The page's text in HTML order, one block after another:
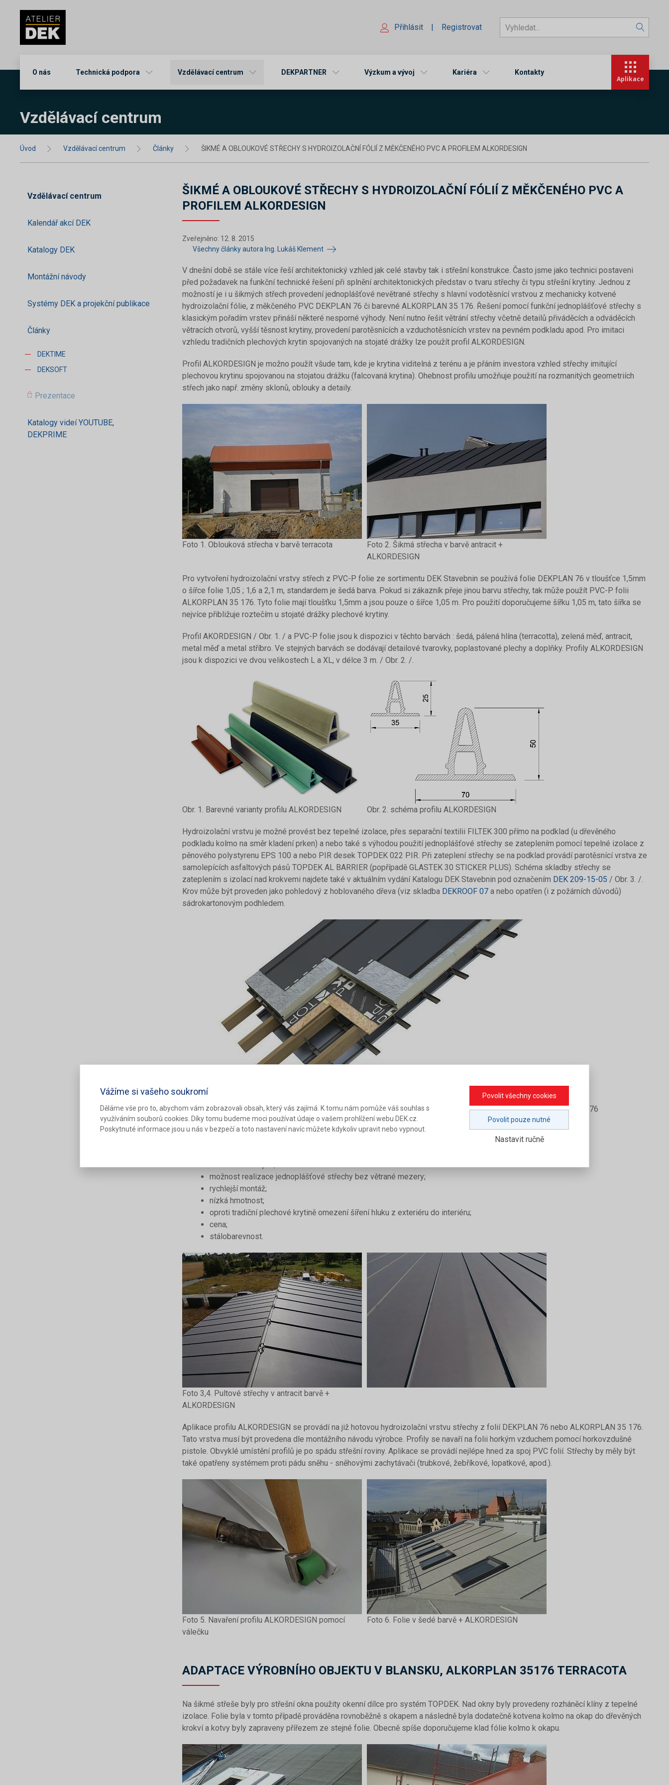
Přihlásit | Registrovat
O nás Technická podpora Vzdělávací centrum DEKPARTNER Výzkum a vývoj Kariéra Kontakty
Aplikace
Vzdělávací centrum
Úvod Vzdělávací centrum Články ŠIKMÉ A OBLOUKOVÉ STŘECHY S HYDROIZOLAČNÍ FÓLIÍ Z MĚKČENÉHO PVC A PROFILEM ALKORDESIGN
Vzdělávací centrum
Kalendář akcí DEK
Katalogy DEK
Montážní návody
Systémy DEK a projekční publikace
Články
DEKTIME
DEKSOFT
Prezentace
Katalogy videí YOUTUBE,
DEKPRIME
ŠIKMÉ A OBLOUKOVÉ STŘECHY S HYDROIZOLAČNÍ FÓLIÍ Z MĚKČENÉHO PVC A
PROFILEM ALKORDESIGN
Zveřejněno: 12. 8. 2015
Všechny články autora Ing. Lukáš Klement
V dnešní době se stále více řeší architektonický vzhled jak celé stavby tak i střešní konstrukce. Často jsme jako technici postaveni
před požadavek na funkční technické řešení při splnění architektonických představ o tvaru střechy či typu střešní krytiny. Jednou z
možností je i u šikmých střech provedení jednoplášťové nevětrané střechy s hlavní vodotěsnící vrstvou z mechanicky kotvené
hydroizolační fólie, z měkčeného PVC DEKPLAN 76 či barevné ALKORPLAN 35 176. Řešení pomocí funkční jednoplášťové střechy s
klasickým pořadím vrstev přináší některé nesporné výhody. Není nutno řešit větrání střechy včetně detailů přiváděcích a odváděcích
větracích otvorů, vyšší těsnost krytiny, provedení parotěsnících a vzduchotěsnících vrstev na pevném podkladu apod. Pro imitaci
vzhledu tradičních plechových krytin spojovaných na stojaté drážky lze použít profil ALKORDESIGN.
Profil ALKORDESIGN je možno použít všude tam, kde je krytina viditelná z terénu a je přáním investora vzhled střechy imitující
plechovou krytinu spojovanou na stojatou drážku (falcovaná krytina). Ohebnost profilu umožňuje použití na rozmanitých geometriích
střech jako např. změny sklonů, oblouky a detaily.
Foto 1. Oblouková střecha v barvě terracota
Foto 2. Šikmá střecha v barvě antracit +
ALKORDESIGN
Pro vytvoření hydroizolační vrstvy střech z PVC-P folie ze sortimentu DEK Stavebnin se používá folie DEKPLAN 76 v tloušťce 1,5mm
o šířce folie 1,05 ; 1,6 a 2,1 m, standardem je šedá barva. Pokud si zákazník přeje jinou barvu střechy, tak může použít PVC-P folii
ALKORPLAN 35 176. Tyto folie mají tloušťku 1,5mm a jsou pouze o šířce 1,05 m. Pro použití doporučujeme šířku 1,05 m, tato šířka se
nejvíce přibližuje roztečím u stojaté drážky plechové krytiny.
Profil AKORDESIGN / Obr. 1. / a PVC-P folie jsou k dispozici v těchto barvách : šedá, pálená hlína (terracotta), zelená měď, antracit,
metal měď a metal stříbro. Ve stejných barvách se dodávají detailové tvarovky, poplastované plechy a doplňky. Profily ALKORDESIGN
jsou k dispozici ve dvou velikostech L a XL, v délce 3 m. / Obr. 2. /.
Obr. 1. Barevné varianty profilu ALKORDESIGN Obr. 2. schéma profilu ALKORDESIGN
Hydroizolační vrstvu je možné provést bez tepelné izolace, přes separační textilii FILTEK 300 přímo na podklad (u dřevěného
podkladu kolmo na směr kladení prken) a nebo také s výhodou použití jednoplášťové střechy se zateplením pomocí tepelné izolace z
pěnového polystyrenu EPS 100 a nebo PIR desek TOPDEK 022 PIR. Při zateplení střechy se na podklad provádí parotěsnící vrstva ze
samolepících asfaltových pásů TOPDEK AL BARRIER (popřípadě GLASTEK 30 STICKER PLUS). Schéma skladby střechy se
zateplením s izolací nad krokvemi najdete také v aktuálním vydání Katalogu DEK Stavebnin pod označením DEK 209-15-05 / Obr. 3. /.
Krov může být proveden jako pohledový z hoblovaného dřeva (viz skladba DEKROOF 07 a nebo opatřen (i z požárních důvodů)
sádrokartonovým podhledem.
Obr. 3. - DEK 209-15-05 - ŠIKMÁ STŘECHA S IZOLACÍ NAD KROKVEMI A KRYTINOU Z PVC FÓLIE ALKORPLAN 35 176
Výhody profilu ALKORDESIGN oproti klasické plechové falcované krytině :
nižší difúzní odpor;
možnost realizace jednoplášťové střechy bez větrané mezery;
rychlejší montáž;
nízká hmotnost;
oproti tradiční plechové krytině omezení šíření hluku z exteriéru do interiéru;
cena;
stálobarevnost.
Foto 3,4. Pultové střechy v antracit barvě +
ALKORDESIGN
Aplikace profilu ALKORDESIGN se provádí na již hotovou hydroizolační vrstvu střechy z folií DEKPLAN 76 nebo ALKORPLAN 35 176.
Tato vrstva musí být provedena dle montážního návodu výrobce. Profily se navaří na folii horkým vzduchem pomocí horkovzdušné
pistole. Obvyklé umístění profilů je po spádu střešní roviny. Aplikace se provádí nejlépe hned za spoj PVC folií. Střechy by měly být
také opatřeny systémem proti pádu sněhu - sněhovými zachytávači (trubkové, žebříkové, lopatkové, apod.).
Foto 5. Navaření profilu ALKORDESIGN pomocí
válečku
Foto 6. Folie v šedé barvě + ALKORDESIGN
ADAPTACE VÝROBNÍHO OBJEKTU V BLANSKU, ALKORPLAN 35176 TERRACOTA
Na šikmé střeše byly pro střešní okna použity okenní dílce pro systém TOPDEK. Nad okny byly provedeny rozháněcí klíny z tepelné
izolace. Folie byla v tomto případě prováděna rovnoběžně s okapem a následně byla dodatečně kotvena kolmo na okap do dřevěných
krokví a kotvy byly zapraveny přířezem ze stejné folie. Obecně spíše doporučujeme klad fólie kolmo k okapu.
Vážíme si vašeho soukromí
Děláme vše pro to, abychom vám zobrazovali obsah, který vás zajímá. K tomu nám pomůže váš souhlas s
využíváním souborů cookies. Díky tomu budeme moci používat údaje o vašem prohlížení webu DEK.cz.
Poskytnuté informace jsou u nás v bezpečí a toto nastavení navíc můžete kdykoliv upravit nebo vypnout.
Povolit všechny cookies
Povolit pouze nutné
Nastavit ručně